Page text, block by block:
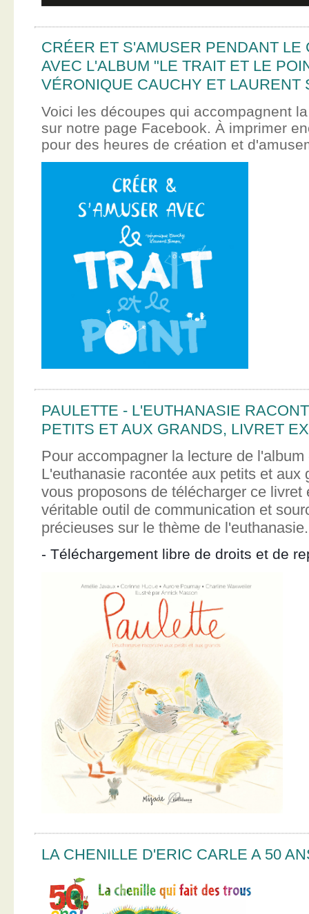
CRÉER ET S'AMUSER PENDANT LE
AVEC L'ALBUM "LE TRAIT ET LE
VÉRONIQUE CAUCHY ET LAURENT
Voici les découpes qui accompagnent
sur notre page Facebook. À imprimer
pour des heures de création et
PAULETTE - L'EUTHANASIE
PETITS ET AUX GRANDS, LIVRET
Pour accompagner la lecture de
L'euthanasie racontée aux petits et aux
vous proposons de télécharger ce livret
véritable outil de communication et
précieuses sur le thème de l'euthanasie.
- Téléchargement libre de droits et de
LA CHENILLE D'ERIC CARLE A 50